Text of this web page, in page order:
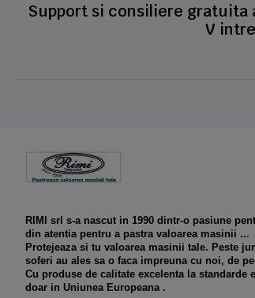
Support si consiliere gratuita
V
RIMI srl s-a nascut in 1990 dintr-o pasiune
din atentia pentru a pastra valoarea masinii ...
Protejeaza si tu valoarea masinii tale. Peste
soferi au ales sa o faca impreuna cu noi, de
Cu produse de calitate excelenta la standarde
doar in Uniunea Europeana .